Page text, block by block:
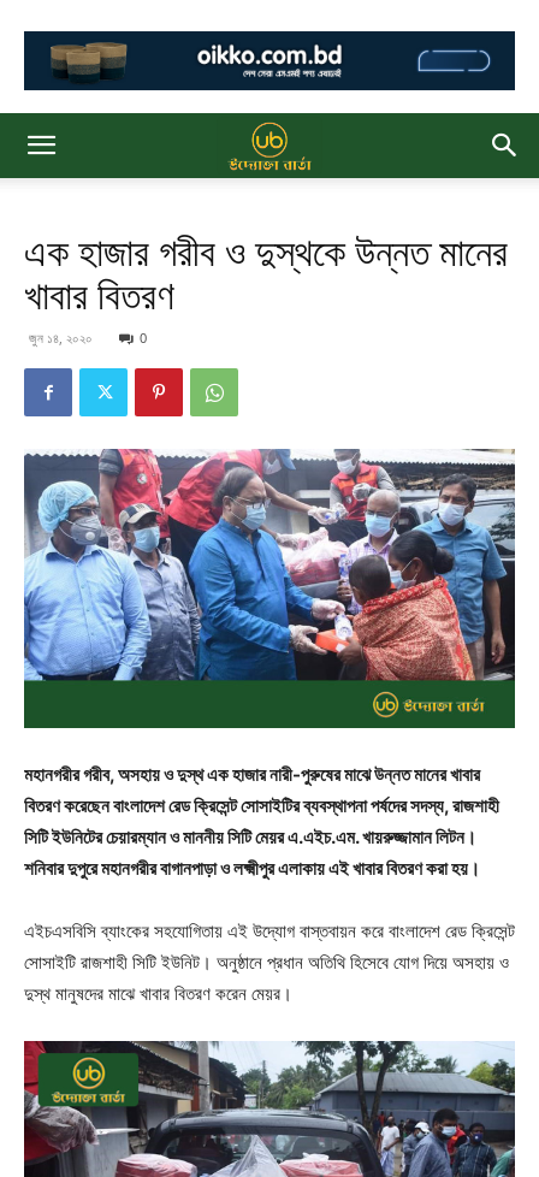
এক হাজার গরীব ও দুস্থকে উন্নত মানের
খাবার বিতরণ
জুন ১৪, ২০২০ 0
মহানগরীর গরীব, অসহায় ও দুস্থ এক হাজার নারী-পুরুষের মাঝে উন্নত মানের খাবার
বিতরণ করেছেন বাংলাদেশ রেড ক্রিসেন্ট সোসাইটির ব্যবস্থাপনা পর্ষদের সদস্য, রাজশাহী
সিটি ইউনিটের চেয়ারম্যান ও মাননীয় সিটি মেয়র এ.এইচ.এম. খায়রুজ্জামান লিটন।
শনিবার দুপুরে মহানগরীর বাগানপাড়া ও লক্ষ্মীপুর এলাকায় এই খাবার বিতরণ করা হয়।
এইচএসবিসি ব্যাংকের সহযোগিতায় এই উদ্যোগ বাস্তবায়ন করে বাংলাদেশ রেড ক্রিসেন্ট
সোসাইটি রাজশাহী সিটি ইউনিট। অনুষ্ঠানে প্রধান অতিথি হিসেবে যোগ দিয়ে অসহায় ও
দুস্থ মানুষদের মাঝে খাবার বিতরণ করেন মেয়র।